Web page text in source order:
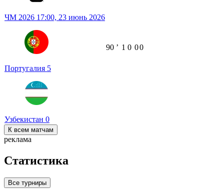
ЧМ 2026 17:00, 23 июнь 2026
Португалия 5
Узбекистан 0
90 ʼ 1 0 00
К всем матчам
реклама
Статистика
Все турниры